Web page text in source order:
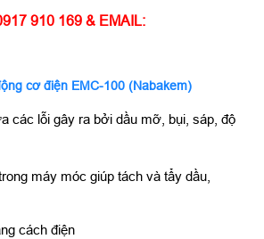
910 169 & EMAIL:
cơ điện EMC-100 (Nabakem)
các lỗi gây ra bởi dầu mỡ, bụi, sáp, độ
máy móc giúp tách và tẩy dầu,
cách điện